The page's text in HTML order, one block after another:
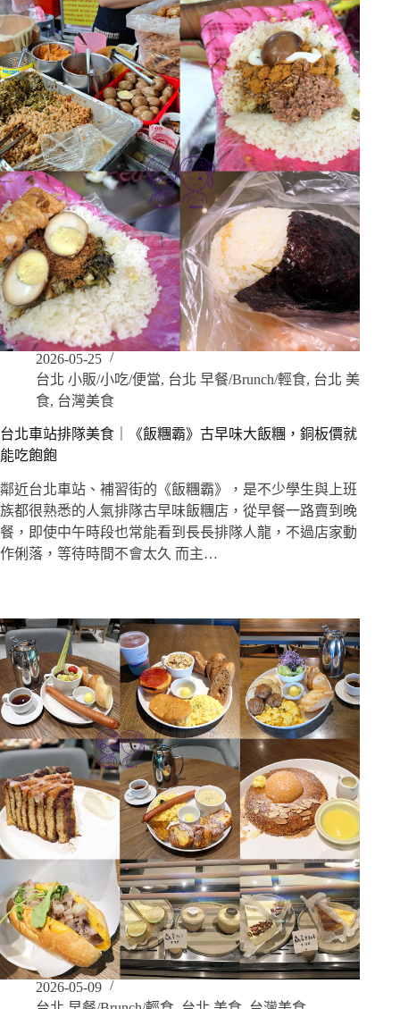
2026-05-25
台北 小販/小吃/便當, 台北 早餐/Brunch/輕食, 台北 美
食, 台灣美食
台北車站排隊美食｜《飯糰霸》古早味大飯糰，銅板價就
能吃飽飽
鄰近台北車站、補習街的《飯糰霸》，是不少學生與上班
族都很熟悉的人氣排隊古早味飯糰店，從早餐一路賣到晚
餐，即使中午時段也常能看到長長排隊人龍，不過店家動
作俐落，等待時間不會太久 而主…
2026-05-09